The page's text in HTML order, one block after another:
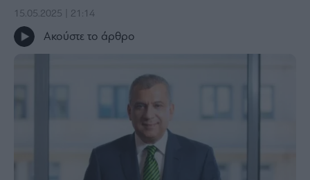
The
Wiseman
Room
15.05.2025 | 21:14
Ακούστε το άρθρο